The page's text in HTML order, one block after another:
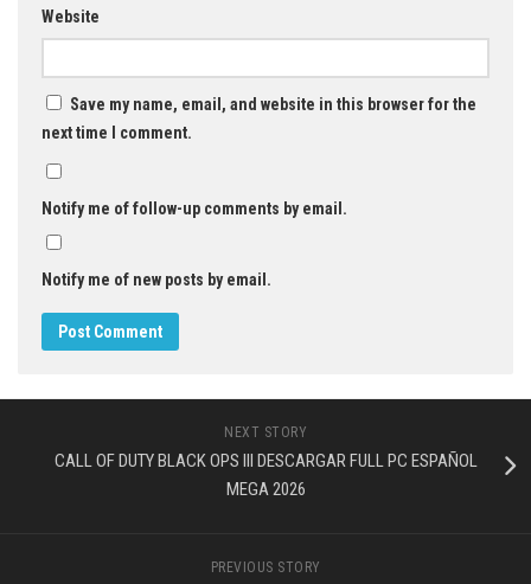
Website
Save my name, email, and website in this browser for the
next time I comment.
Notify me of follow-up comments by email.
Notify me of new posts by email.
NEXT STORY
CALL OF DUTY BLACK OPS III DESCARGAR FULL PC ESPAÑOL
MEGA 2026
PREVIOUS STORY